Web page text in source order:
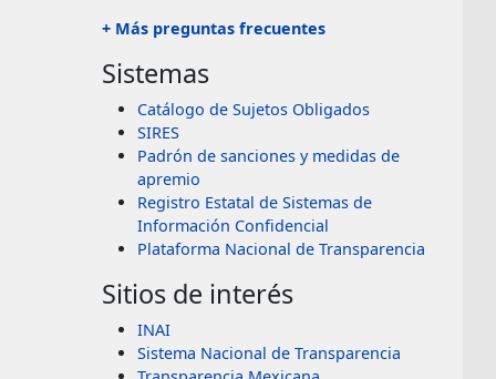
+ Más preguntas frecuentes
Sistemas
Catálogo de Sujetos Obligados
SIRES
Padrón de sanciones y medidas de
apremio
Registro Estatal de Sistemas de
Información Confidencial
Plataforma Nacional de Transparencia
Sitios de interés
INAI
Sistema Nacional de Transparencia